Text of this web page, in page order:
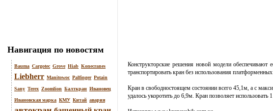
Навигация по новостям
Bauma Cargotec Grove Hiab Konecranes
Liebherr Manitowoc Palfinger Potain
Sany Terex Zoomlion Балткран Ивановец
Ивановская марка КМУ Китай авария
Конструкторские решения новой модели обеспечивают
транспортировать кран без использования
Кран в свободностоящем состоянии всего 45,1м, а с
удалось укоротить до 6,9м. Кран позволяет использовать